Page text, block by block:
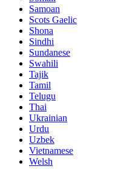
Samoan
Scots Gaelic
Shona
Sindhi
Sundanese
Swahili
Tajik
Tamil
Telugu
Thai
Ukrainian
Urdu
Uzbek
Vietnamese
Welsh